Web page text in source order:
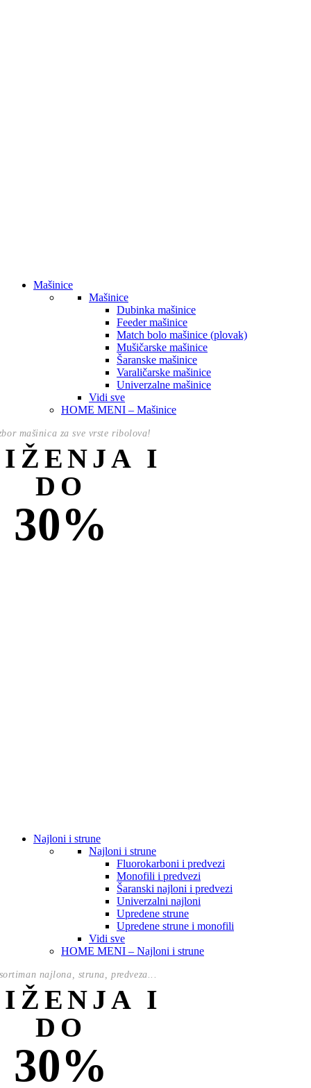
Mašinice
Mašinice
Dubinka mašinice
Feeder mašinice
Match bolo mašinice (plovak)
Mušičarske mašinice
Šaranske mašinice
Varaličarske mašinice
Univerzalne mašinice
Vidi sve
HOME MENI – Mašinice
mašinica za sve vrste ribolova!
I
DO
30%
Najloni i strune
Najloni i strune
Fluorokarboni i predvezi
Monofili i predvezi
Šaranski najloni i predvezi
Univerzalni najloni
Upredene strune
Upredene strune i monofili
Vidi sve
HOME MENI – Najloni i strune
najlona, struna, predveza...
I
DO
30%